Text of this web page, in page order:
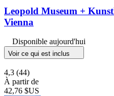
Leopold Museum +
Vienna
Disponible aujourd'hui
Voir ce qui est inclus
4,3 (44)
À partir de
42,76 $US